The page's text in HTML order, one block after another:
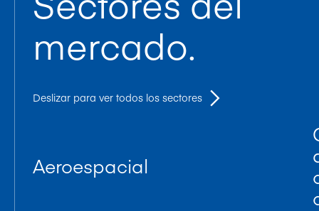
mercado.
Deslizar para ver todos los sectores
Aeroespacial